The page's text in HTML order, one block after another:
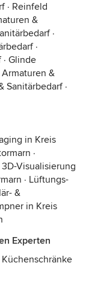
· Reinfeld
&
·
·
· Glinde
&
Sanitärbedarf·
in Kreis
·
3D-Visualisierung
· Lüftungs-
&
in Kreis
Experten
Küchenschränke